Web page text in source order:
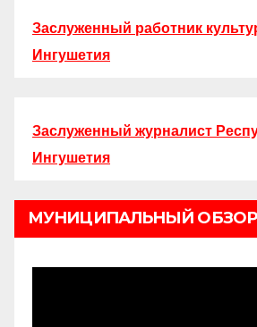
Заслуженный работник
Ингушетия
Заслуженный журналист
Ингушетия
МУНИЦИПАЛЬНЫЙ ОБЗОР